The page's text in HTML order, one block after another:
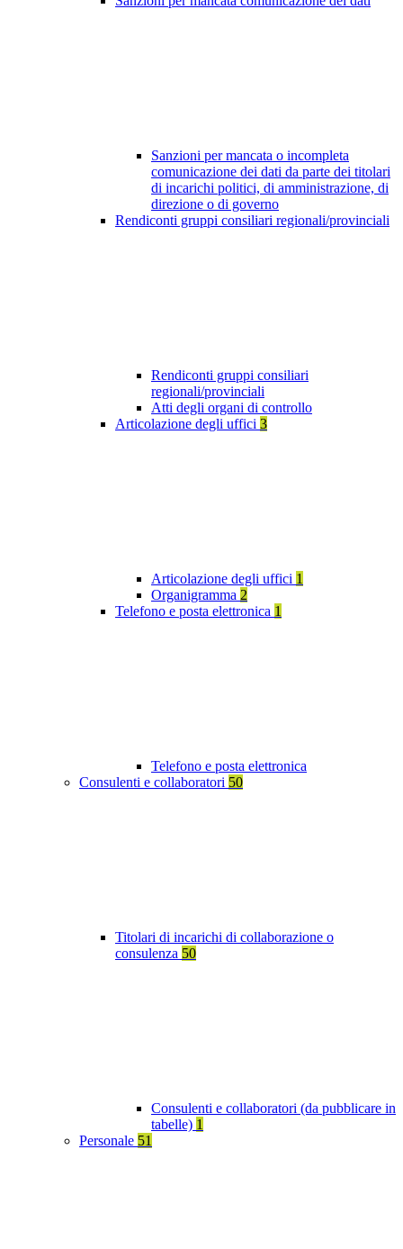
Sanzioni per mancata o incompleta
comunicazione dei dati da parte dei titolari
di incarichi politici, di amministrazione, di
direzione o di governo
Rendiconti gruppi consiliari regionali/provinciali
Rendiconti gruppi consiliari
regionali/provinciali
Atti degli organi di controllo
Articolazione degli uffici 3
Articolazione degli uffici 1
Organigramma 2
Telefono e posta elettronica 1
Telefono e posta elettronica
Consulenti e collaboratori 50
Titolari di incarichi di collaborazione o
consulenza 50
Consulenti e collaboratori (da pubblicare in
tabelle) 1
Personale 51